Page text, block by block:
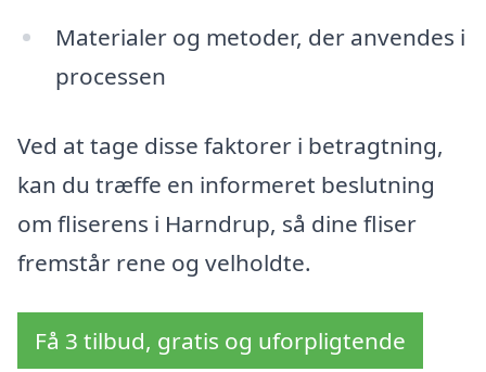
Materialer og metoder, der anvendes i
processen
Ved at tage disse faktorer i betragtning,
kan du træffe en informeret beslutning
om fliserens i Harndrup, så dine fliser
fremstår rene og velholdte.
Få 3 tilbud, gratis og uforpligtende